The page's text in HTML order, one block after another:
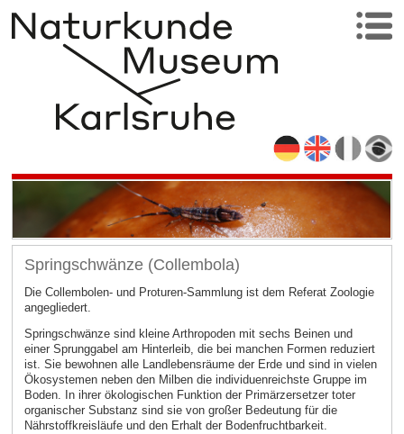
Springschwänze (Collembola)
Die Collembolen- und Proturen-Sammlung ist dem Referat Zoologie
angegliedert.
Springschwänze sind kleine Arthropoden mit sechs Beinen und
einer Sprunggabel am Hinterleib, die bei manchen Formen reduziert
ist. Sie bewohnen alle Landlebensräume der Erde und sind in vielen
Ökosystemen neben den Milben die individuenreichste Gruppe im
Boden. In ihrer ökologischen Funktion der Primärzersetzer toter
organischer Substanz sind sie von großer Bedeutung für die
Nährstoffkreisläufe und den Erhalt der Bodenfruchtbarkeit.